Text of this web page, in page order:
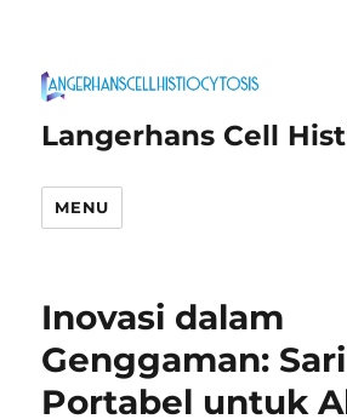
Langerhans Cell
MENU
Inovasi dalam
Genggaman:
Portabel untuk